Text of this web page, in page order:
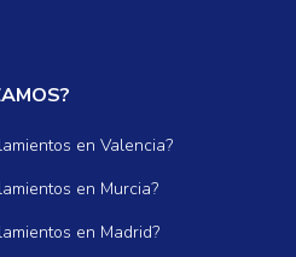
en Valencia?
en Murcia?
en Madrid?